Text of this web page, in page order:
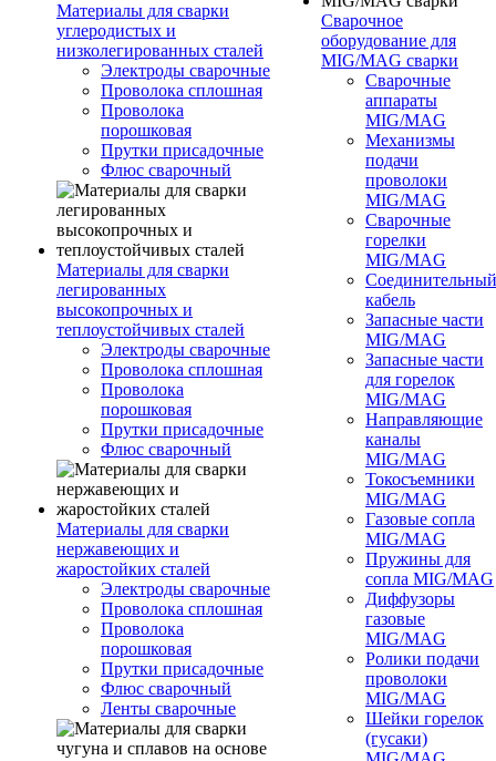
Материалы для сварки
углеродистых и
низколегированных сталей
Электроды сварочные
Проволока сплошная
Проволока
порошковая
Прутки присадочные
Флюс сварочный
Материалы для сварки
легированных
высокопрочных и
теплоустойчивых сталей
Электроды сварочные
Проволока сплошная
Проволока
порошковая
Прутки присадочные
Флюс сварочный
Материалы для сварки
нержавеющих и
жаростойких сталей
Электроды сварочные
Проволока сплошная
Проволока
порошковая
Прутки присадочные
Флюс сварочный
Ленты сварочные
Сварочное
оборудование для
MIG/MAG сварки
Сварочные
аппараты
MIG/MAG
Механизмы
подачи
проволоки
MIG/MAG
Сварочные
горелки
MIG/MAG
Соединительный
кабель
Запасные части
MIG/MAG
Запасные части
для горелок
MIG/MAG
Направляющие
каналы
MIG/MAG
Токосъемники
MIG/MAG
Газовые сопла
MIG/MAG
Пружины для
сопла MIG/MAG
Диффузоры
газовые
MIG/MAG
Ролики подачи
проволоки
MIG/MAG
Шейки горелок
(гусаки)